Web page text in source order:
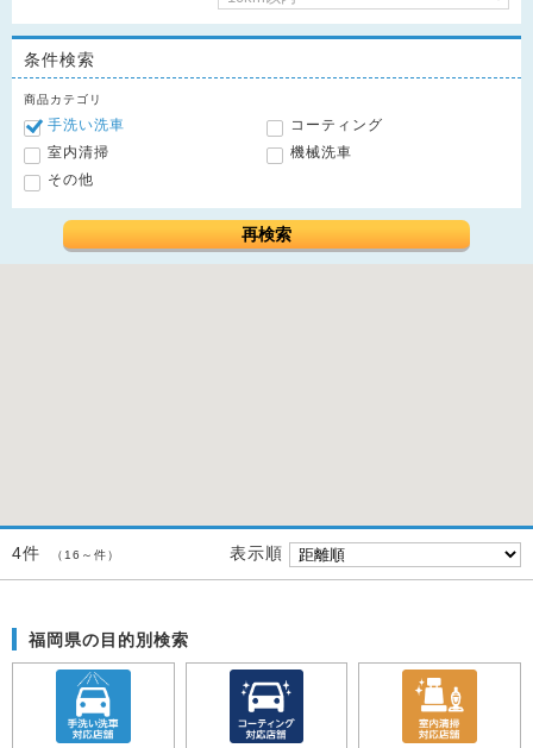
条件検索
商品カテゴリ
手洗い洗車
コーティング
室内清掃
機械洗車
その他
再検索
4件 （16～件） 表示順
福岡県の目的別検索